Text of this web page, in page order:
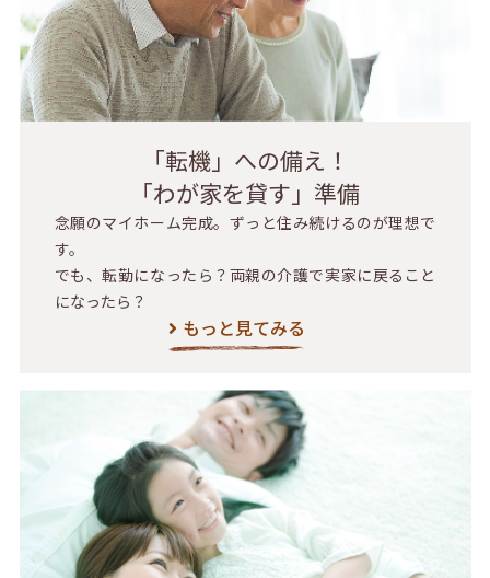
「転機」への備え！
「わが家を貸す」準備
念願のマイホーム完成。ずっと住み続けるのが理想で
す。
でも、転勤になったら？両親の介護で実家に戻ること
になったら？
もっと見てみる